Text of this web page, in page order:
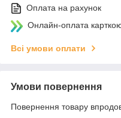
Оплата на рахунок
Онлайн-оплата
Всі умови оплати
Умови повернення
Повернення товару